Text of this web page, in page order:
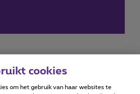
cookies
om het gebruik van haar websites te